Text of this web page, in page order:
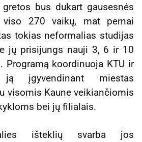
bus dukart gausesnės
270 vaikų, mat pernai
tokias neformalias studijas
jų prisijungs nauji 3, 6 ir 10
Programą koordinuoja KTU ir
įgyvendinant miestas
visomis Kaune veikiančiomis
bei jų filialais.
išteklių svarba jos